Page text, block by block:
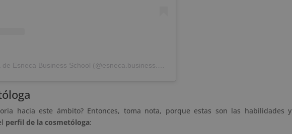
hacia este ámbito? Entonces, toma nota, porque estas son las habilidades y
perfil de la cosmetóloga: